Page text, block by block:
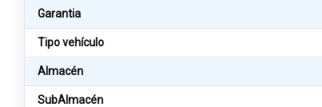
Garantia
Tipo vehículo
Almacén
SubAlmacén